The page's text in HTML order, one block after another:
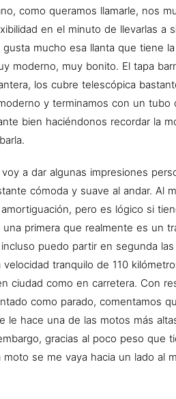
como queramos llamarle, nos
en el minuto de llevarlas a
mucho esa llanta que tiene
moderno, muy bonito. El tapa
los cubre telescópica
y terminamos con un tubo
bien haciéndonos recordar la
a dar algunas impresiones
cómoda y suave al andar. Al
pero es lógico si
primera que realmente es un
puedo partir en segunda las
tranquilo de 110
ciudad como en carretera. Con
como parado, comentamos
le hace una de las motos más
gracias al poco peso que
se me vaya hacia un lado al